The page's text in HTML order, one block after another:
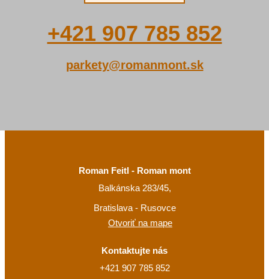
+421 907 785 852
parkety@romanmont.sk
Roman Feitl - Roman mont
Balkánska 283/45,
Bratislava - Rusovce
Otvoriť na mape
Kontaktujte nás
+421 907 785 852